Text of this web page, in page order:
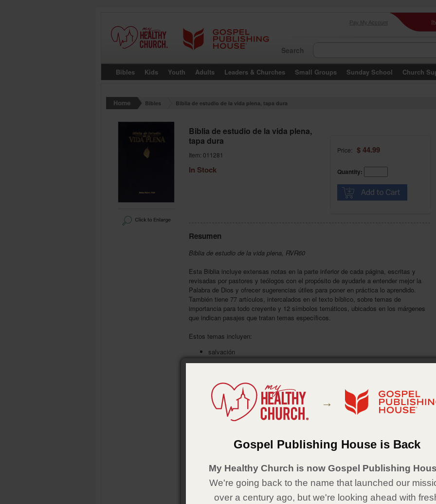
Pay My Account
Search
Bibles Kids Youth Adults Leaders & Churches Small Groups Sunday School Church
Bibles Biblia de estudio de la vida plena, tapa dura
Biblia de estudio de la vida plena,
tapa dura
Item: 011281
In Stock
Price: $ 44.99
Quantity:
Resumen
Biblia de estudio de la vida plena, RVR60
Esta Biblia incluye extensas notas en la parte inferior de cada página, escritas y
revisadas por pastores y teólogos con el propósito de ayudarle a entender mejor la
Palabra de Dios y ofrecer sugerencias útiles para poner en práctica lo aprendido.
También tiene 77 artículos, intercalados en el texto bíblico, sobre temas de
importancia para todo creyente y 12 símbolos temáticos, ubicados en los márgenes
que indican pasajes que tratan temas específicos.
Estos temas incluyen:
salvación
bautismo/el ser lleno del Espíritu Santo
dones del Espíritu
fruto del Espíritu
fe que mueve montañas
evangelismo personal
andar en obediencia
Justicia
Contiene 44 mapas y tablas intercaladas en el texto bíblico para ayudar al lector a
encontrar lugares clave y entender conceptos importantes a primera vista. Contiene
28 diagramas entre los que se encuentran los siguientes:
→
Gospel Publishing House is Back
My Healthy Church is now Gospel Publishing
We're going back to the name that launched our
over a century ago, but we're looking ahead with